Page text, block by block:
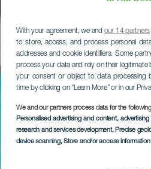
With your agreement, we and our 14 partners
to store, access, and process personal
addresses and cookie identifiers. Some
process your data and rely on their legitimate
your consent or object to data processing
time by clicking on “Learn More” or in our
We and our partners process data for the
Personalised advertising and content,
research and services development, Precise
device scanning, Store and/or access